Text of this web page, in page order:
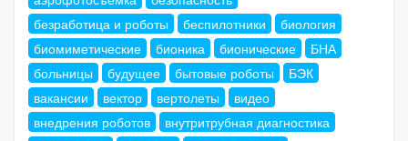
безработица и роботы
беспилотники
биология
биомиметические
бионика бионические
БНА
больницы
будущее бытовые роботы
БЭК
вакансии
вектор вертолеты
видео
внедрения роботов
внутритрубная диагностика